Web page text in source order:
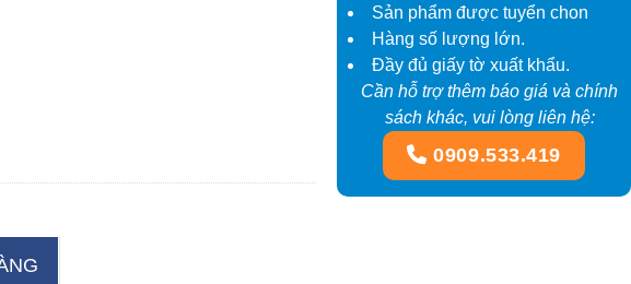
Sản phẩm được tuyển chon
Hàng số lượng lớn.
Đầy đủ giấy tờ xuất khẩu.
Cần hỗ trợ thêm báo giá và chính
sách khác, vui lòng liên hệ:
0909.533.419